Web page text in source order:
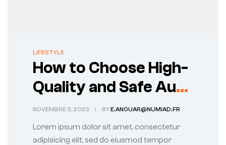
LIFESTYLE
How to Choose High-
Quality and Safe Auto
Parts for Your
Vehicle
NOVEMBRE 3, 2023 BYE.ANOUAR@NUMIAD.FR
Lorem ipsum dolor sit amet, consectetur
adipisicing elit, sed do eiusmod tempor